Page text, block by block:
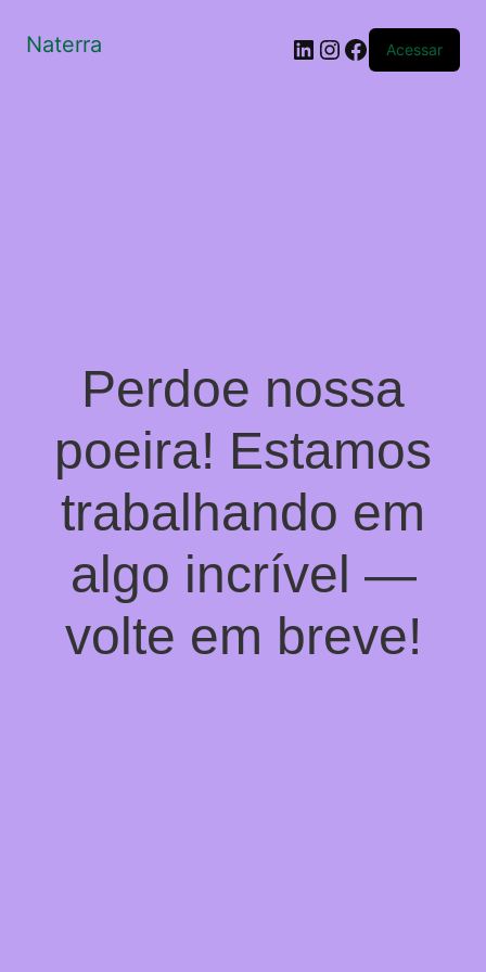
Naterra LinkedIn
Instagram
Facebook
Acessar
Perdoe nossa
poeira! Estamos
trabalhando em
algo incrível —
volte em breve!